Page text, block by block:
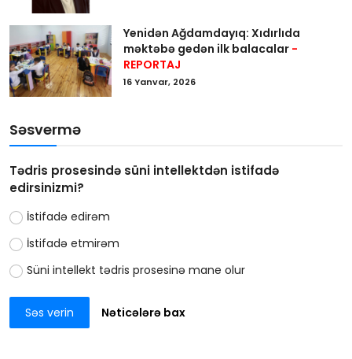
Yenidən Ağdamdayıq: Xıdırlıda
məktəbə gedən ilk balacalar -
REPORTAJ
16 Yanvar, 2026
Səsvermə
Tədris prosesində süni intellektdən istifadə
edirsinizmi?
İstifadə edirəm
İstifadə etmirəm
Süni intellekt tədris prosesinə mane olur
Səs verin Nəticələrə bax